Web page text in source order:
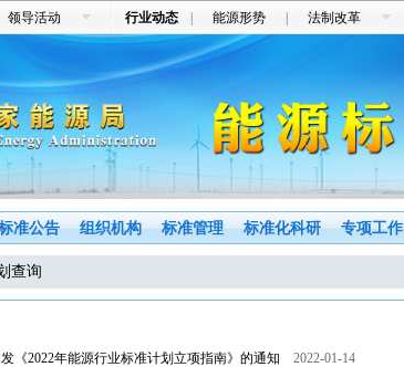
领导活动 行业动态 能源形势 法制改革
准公告 组织机构 标准管理 标准化科研 专项工作
查询
《2022年能源行业标准计划立项指南》的通知
2022-01-14